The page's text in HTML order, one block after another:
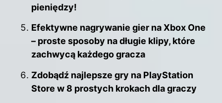
pieniędzy!
Efektywne nagrywanie gier na Xbox One
– proste sposoby na długie klipy, które
zachwycą każdego gracza
Zdobądź najlepsze gry na PlayStation
Store w 8 prostych krokach dla graczy